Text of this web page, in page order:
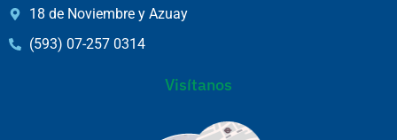
18 de Noviembre y Azuay
(593) 07-257 0314
Visítanos